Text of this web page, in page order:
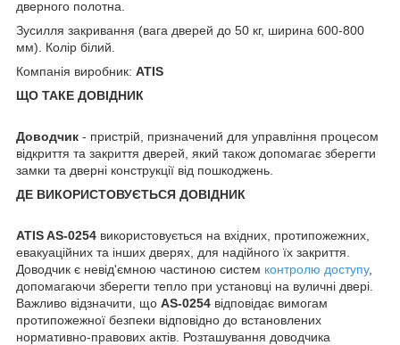
дверного полотна.
Зусилля закривання (вага дверей до 50 кг, ширина 600-800
мм). Колір білий.
Компанія виробник: ATIS
ЩО ТАКЕ ДОВІДНИК
Доводчик - пристрій, призначений для управління процесом
відкриття та закриття дверей, який також допомагає зберегти
замки та дверні конструкції від пошкоджень.
ДЕ ВИКОРИСТОВУЄТЬСЯ ДОВІДНИК
ATIS AS-0254 використовується на вхідних, протипожежних,
евакуаційних та інших дверях, для надійного їх закриття.
Доводчик є невід'ємною частиною систем контролю доступу,
допомагаючи зберегти тепло при установці на вуличні двері.
Важливо відзначити, що AS-0254 відповідає вимогам
протипожежної безпеки відповідно до встановлених
нормативно-правових актів. Розташування доводчика